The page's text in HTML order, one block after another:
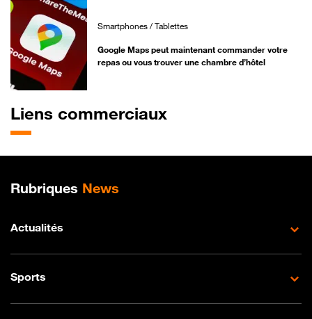
Smartphones / Tablettes
Google Maps peut maintenant commander votre
repas ou vous trouver une chambre d’hôtel
Liens commerciaux
Plan de site
Rubriques News
Actualités
Sports